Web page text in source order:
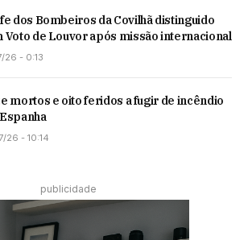
dos Bombeiros da Covilhã distinguido
Voto de Louvor após missão internacional
26 - 0:13
mortos e oito feridos a fugir de incêndio
26 - 10:14
publicidade